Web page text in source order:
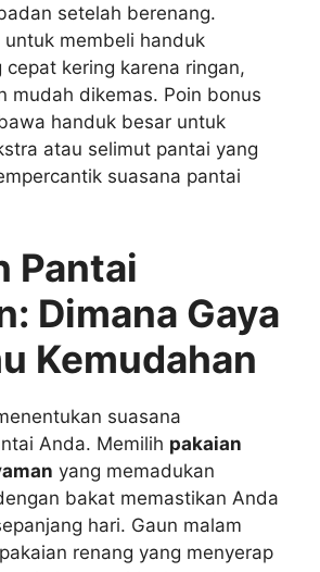
setelah berenang.
membeli handuk
cepat kering karena ringan,
mudah dikemas. Poin bonus
handuk besar untuk
atau selimut pantai yang
suasana pantai
Pantai
Dimana Gaya
Kemudahan
suasana
Anda. Memilih pakaian
yang memadukan
bakat memastikan Anda
hari. Gaun malam
renang yang menyerap